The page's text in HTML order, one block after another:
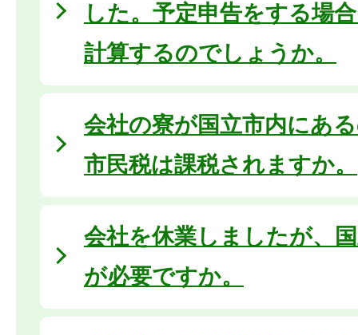
した。予定申告をする場
計算するのでしょうか。
会社の寮が国立市内にあ
市民税は課税されますか。
会社を休業しましたが、
が必要ですか。